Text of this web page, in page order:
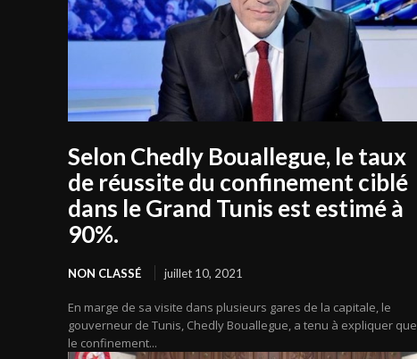
Selon Chedly Bouallegue, le taux
de réussite du confinement ciblé
dans le Grand Tunis est estimé à
90%.
NON CLASSÉ juillet 10, 2021
En marge de sa visite dans plusieurs gares de la capitale, le
gouverneur de Tunis, Chedly Bouallegue, a tenu à expliquer que
le confinement...